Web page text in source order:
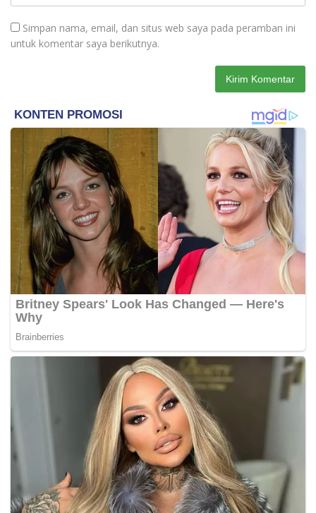
Simpan nama, email, dan situs web saya pada peramban ini
untuk komentar saya berikutnya.